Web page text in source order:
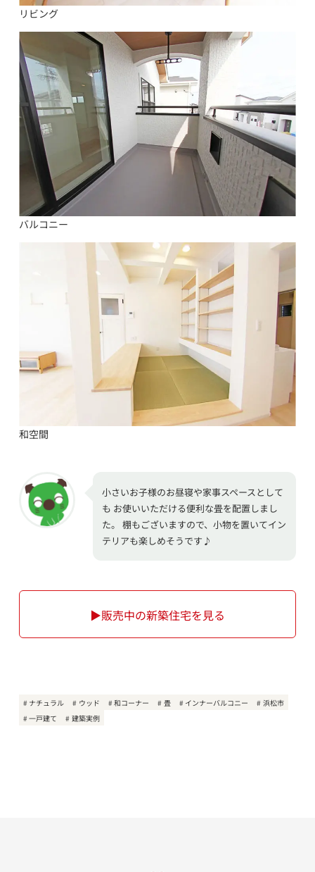
リビング
バルコニー
和空間
小さいお子様のお昼寝や家事スペースとして
も お使いいただける便利な畳を配置しまし
た。 棚もございますので、小物を置いてイン
テリアも楽しめそうです♪
▶販売中の新築住宅を見る
ナチュラル ウッド 和コーナー 畳 インナーバルコニー
浜松市
一戸建て
建築実例